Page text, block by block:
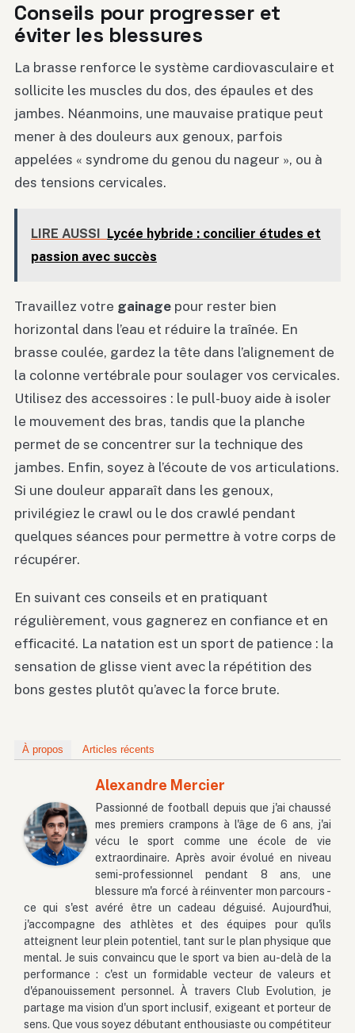
Conseils pour progresser et
éviter les blessures
La brasse renforce le système cardiovasculaire et
sollicite les muscles du dos, des épaules et des
jambes. Néanmoins, une mauvaise pratique peut
mener à des douleurs aux genoux, parfois
appelées « syndrome du genou du nageur », ou à
des tensions cervicales.
LIRE AUSSI
Lycée hybride : concilier études et
passion avec succès
Travaillez votre gainage pour rester bien
horizontal dans l’eau et réduire la traînée. En
brasse coulée, gardez la tête dans l’alignement de
la colonne vertébrale pour soulager vos cervicales.
Utilisez des accessoires : le pull-buoy aide à isoler
le mouvement des bras, tandis que la planche
permet de se concentrer sur la technique des
jambes. Enfin, soyez à l’écoute de vos articulations.
Si une douleur apparaît dans les genoux,
privilégiez le crawl ou le dos crawlé pendant
quelques séances pour permettre à votre corps de
récupérer.
En suivant ces conseils et en pratiquant
régulièrement, vous gagnerez en confiance et en
efficacité. La natation est un sport de patience : la
sensation de glisse vient avec la répétition des
bons gestes plutôt qu’avec la force brute.
À propos Articles récents
Alexandre Mercier
Passionné de football depuis que j'ai chaussé
mes premiers crampons à l'âge de 6 ans, j'ai
vécu le sport comme une école de vie
extraordinaire. Après avoir évolué en niveau
semi-professionnel pendant 8 ans, une
blessure m'a forcé à réinventer mon parcours -
ce qui s'est avéré être un cadeau déguisé. Aujourd'hui,
j'accompagne des athlètes et des équipes pour qu'ils
atteignent leur plein potentiel, tant sur le plan physique que
mental. Je suis convaincu que le sport va bien au-delà de la
performance : c'est un formidable vecteur de valeurs et
d'épanouissement personnel. À travers Club Evolution, je
partage ma vision d'un sport inclusif, exigeant et porteur de
sens. Que vous soyez débutant enthousiaste ou compétiteur